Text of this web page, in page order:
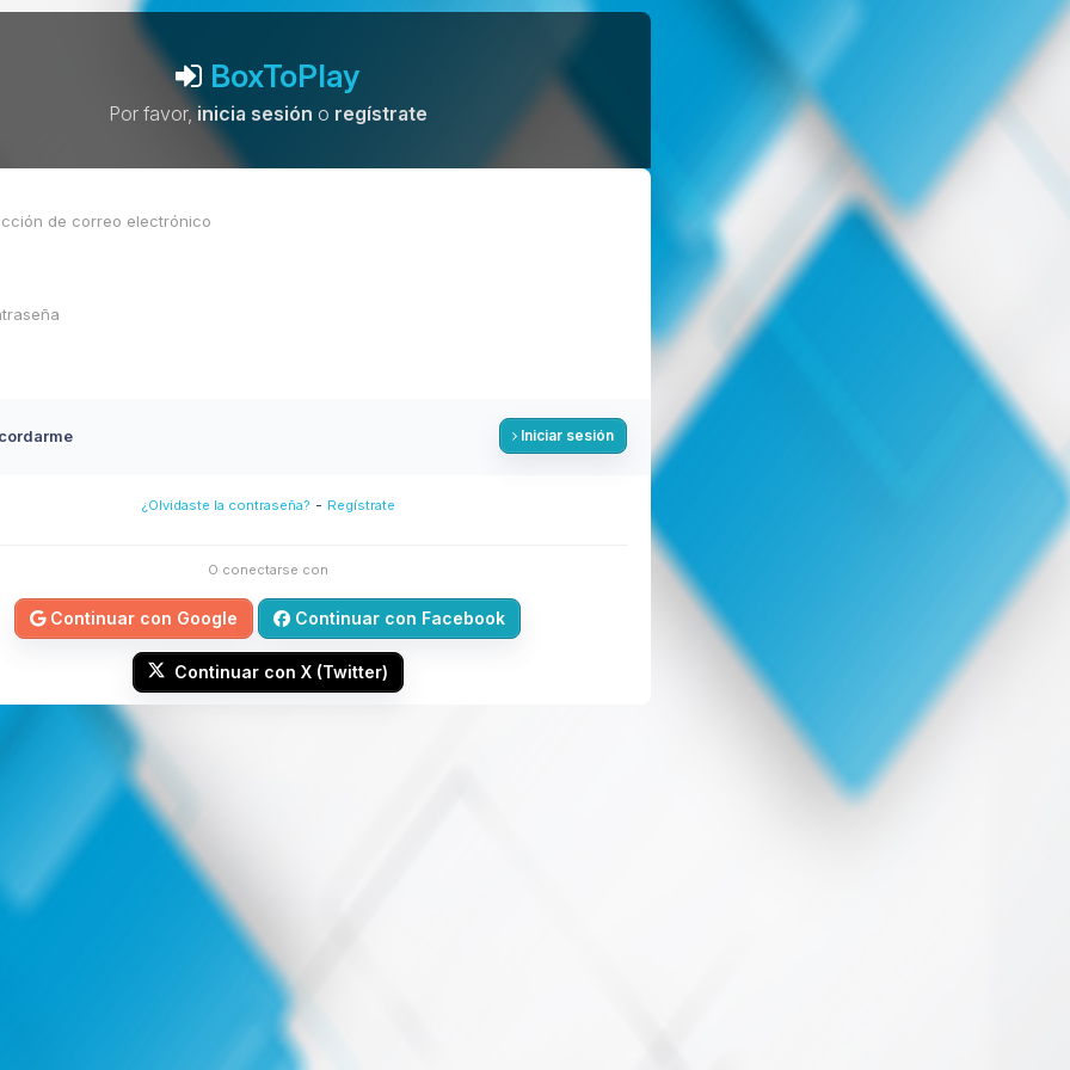
BoxToPlay
Por favor,inicia sesión o regístrate
Iniciar sesión
¿Olvidaste la contraseña? - Regístrate
O conectarse con
Continuar con Google Continuar con Facebook
Continuar con X (Twitter)